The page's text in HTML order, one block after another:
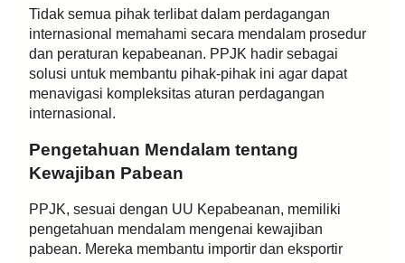
Tidak semua pihak terlibat dalam perdagangan
internasional memahami secara mendalam prosedur
dan peraturan kepabeanan. PPJK hadir sebagai
solusi untuk membantu pihak-pihak ini agar dapat
menavigasi kompleksitas aturan perdagangan
internasional.
Pengetahuan Mendalam tentang
Kewajiban Pabean
PPJK, sesuai dengan UU Kepabeanan, memiliki
pengetahuan mendalam mengenai kewajiban
pabean. Mereka membantu importir dan eksportir